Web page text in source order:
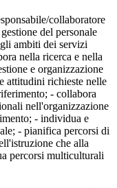
collaboratore
del personale
ambiti dei servizi
nella ricerca e nella
e organizzazione
attitudini richieste nelle
- collabora
nell'organizzazione
- individua e
- pianifica percorsi di
che alla
percorsi multiculturali